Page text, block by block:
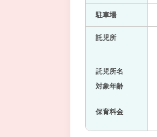
駐車場
託児所
託児所名
対象年齢
保育料金